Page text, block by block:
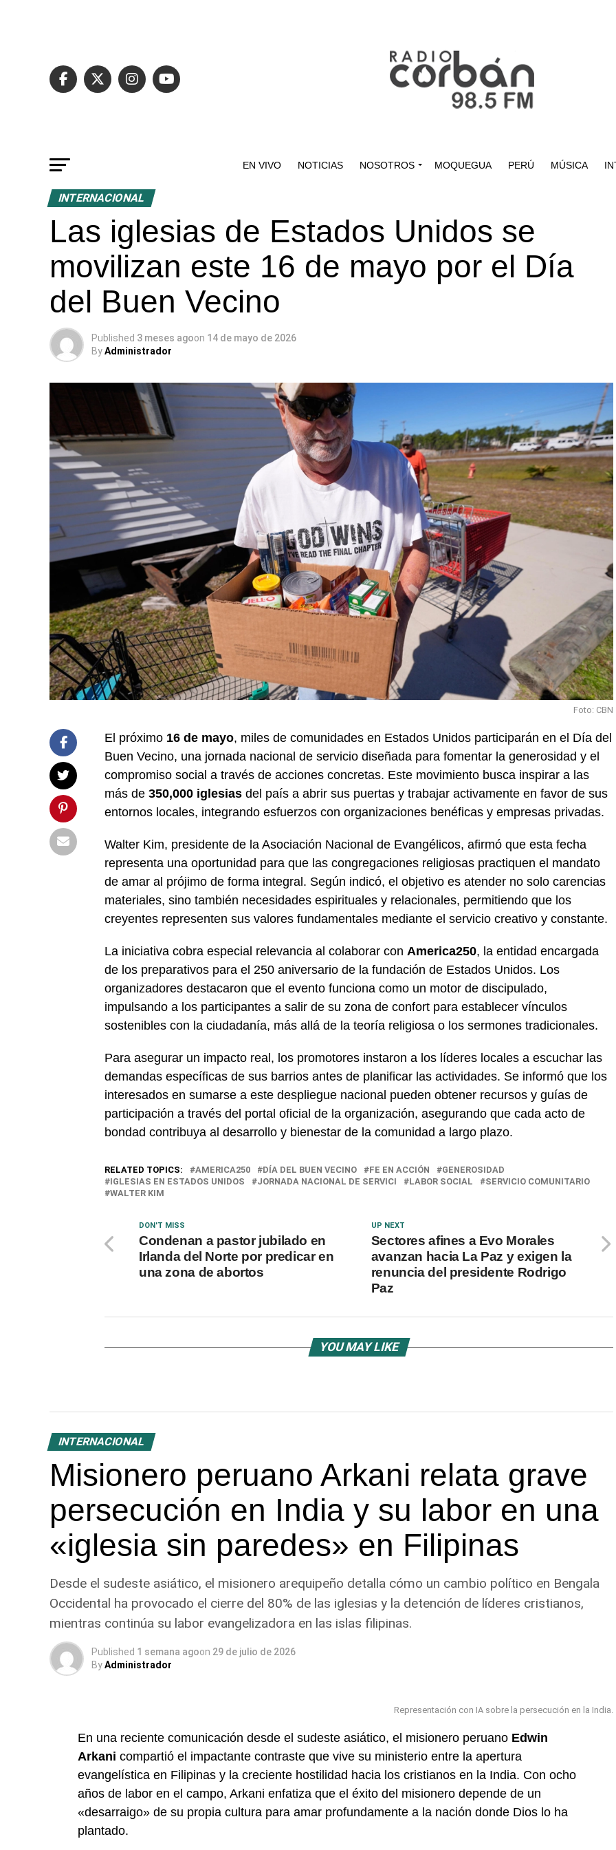
EN VIVO NOTICIAS NOSOTROS MOQUEGUA PERÚ MÚSICA
INTERNACIONAL
Las iglesias de Estados Unidos se
movilizan este 16 de mayo por el Día
del Buen Vecino
Published 3 meses agoon 14 de mayo de 2026
ByAdministrador
Foto: CBN
El próximo 16 de mayo, miles de comunidades en Estados Unidos participarán en el Día del
Buen Vecino, una jornada nacional de servicio diseñada para fomentar la generosidad y el
compromiso social a través de acciones concretas. Este movimiento busca inspirar a las
más de 350,000 iglesias del país a abrir sus puertas y trabajar activamente en favor de sus
entornos locales, integrando esfuerzos con organizaciones benéficas y empresas privadas.
Walter Kim, presidente de la Asociación Nacional de Evangélicos, afirmó que esta fecha
representa una oportunidad para que las congregaciones religiosas practiquen el mandato
de amar al prójimo de forma integral. Según indicó, el objetivo es atender no solo carencias
materiales, sino también necesidades espirituales y relacionales, permitiendo que los
creyentes representen sus valores fundamentales mediante el servicio creativo y constante.
La iniciativa cobra especial relevancia al colaborar con America250, la entidad encargada
de los preparativos para el 250 aniversario de la fundación de Estados Unidos. Los
organizadores destacaron que el evento funciona como un motor de discipulado,
impulsando a los participantes a salir de su zona de confort para establecer vínculos
sostenibles con la ciudadanía, más allá de la teoría religiosa o los sermones tradicionales.
Para asegurar un impacto real, los promotores instaron a los líderes locales a escuchar las
demandas específicas de sus barrios antes de planificar las actividades. Se informó que los
interesados en sumarse a este despliegue nacional pueden obtener recursos y guías de
participación a través del portal oficial de la organización, asegurando que cada acto de
bondad contribuya al desarrollo y bienestar de la comunidad a largo plazo.
RELATED TOPICS: AMERICA250 DÍA DEL BUEN VECINO FE EN ACCIÓN
GENEROSIDAD
IGLESIAS EN ESTADOS UNIDOS
JORNADA NACIONAL DE SERVICI LABOR SOCIAL
SERVICIO COMUNITARIO
WALTER KIM
UP NEXT
Sectores afines a Evo Morales
avanzan hacia La Paz y exigen la
renuncia del presidente Rodrigo
Paz
DON'T MISS
Condenan a pastor jubilado en
Irlanda del Norte por predicar en
una zona de abortos
YOU MAY LIKE
INTERNACIONAL
Misionero peruano Arkani relata grave
persecución en India y su labor en una
«iglesia sin paredes» en Filipinas
Desde el sudeste asiático, el misionero arequipeño detalla cómo un cambio político en Bengala
Occidental ha provocado el cierre del 80% de las iglesias y la detención de líderes cristianos,
mientras continúa su labor evangelizadora en las islas filipinas.
Published 1 semana agoon 29 de julio de 2026
ByAdministrador
Representación con IA sobre la persecución en la India.
En una reciente comunicación desde el sudeste asiático, el misionero peruano Edwin
Arkani compartió el impactante contraste que vive su ministerio entre la apertura
evangelística en Filipinas y la creciente hostilidad hacia los cristianos en la India. Con ocho
años de labor en el campo, Arkani enfatiza que el éxito del misionero depende de un
«desarraigo» de su propia cultura para amar profundamente a la nación donde Dios lo ha
plantado.